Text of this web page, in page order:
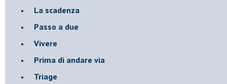
La scadenza
Passo a due
Vivere
Prima di andare via
Triage